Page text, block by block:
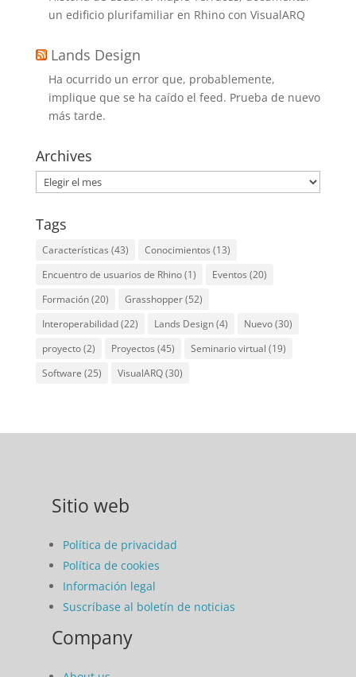
un edificio plurifamiliar en Rhino con VisualARQ
Lands Design
Ha ocurrido un error que, probablemente,
implique que se ha caído el feed. Prueba de nuevo
más tarde.
Archives
Archives
Tags
Características (43) Conocimientos (13)
Encuentro de usuarios de Rhino(1) Eventos (20)
Formación(20) Grasshopper(52)
Interoperabilidad(22) Lands Design(4) Nuevo(30)
proyecto(2) Proyectos (45) Seminario virtual (19)
Software (25) VisualARQ(30)
Sitio web
Política de privacidad
Política de cookies
Información legal
Suscríbase al boletín de noticias
Company